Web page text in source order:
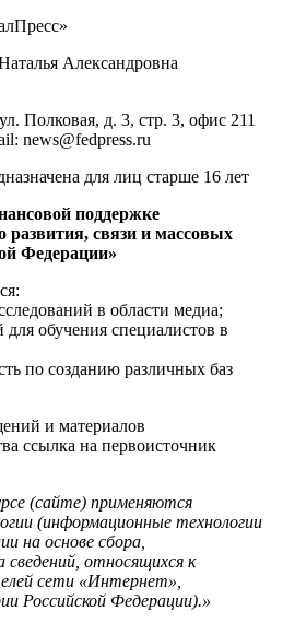
Александровна
Полковая, д. 3, стр. 3, офис 211
news@fedpress.ru
для лиц старше 16 лет
поддержке
развития, связи и массовых
Федерации»
в области медиа;
обучения специалистов в
по созданию различных баз
и материалов
ссылка на первоисточник
(сайте) применяются
(информационные технологии
на основе сбора,
сведений, относящихся к
сети «Интернет»,
Российской Федерации).»